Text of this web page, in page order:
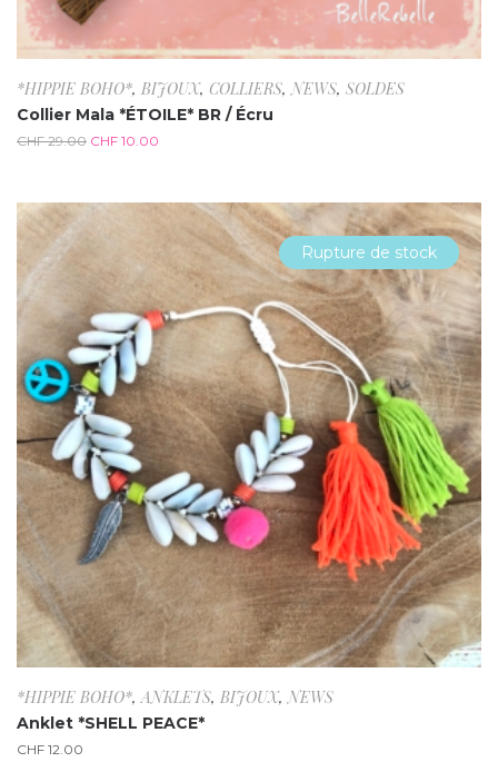
*HIPPIE BOHO*, BIJOUX, COLLIERS,NEWS, SOLDES
Collier Mala *ÉTOILE* BR / Écru
CHF29.00 CHF 10.00
Rupture de stock
*HIPPIE BOHO*,ANKLETS, BIJOUX,NEWS
Anklet *SHELL PEACE*
CHF 12.00